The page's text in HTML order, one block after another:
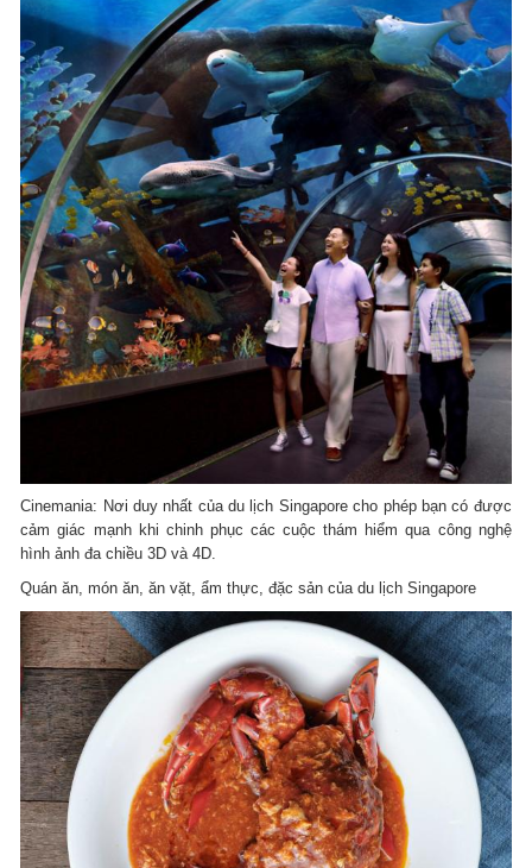
Cinemania: Nơi duy nhất của du lịch Singapore cho phép bạn có được
cảm giác mạnh khi chinh phục các cuộc thám hiểm qua công nghệ
hình ảnh đa chiều 3D và 4D.
Quán ăn, món ăn, ăn vặt, ẩm thực, đặc sản của du lịch Singapore